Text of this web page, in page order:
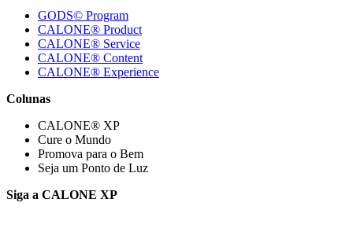
GODS© Program
CALONE® Product
CALONE® Service
CALONE® Content
CALONE® Experience
Colunas
CALONE® XP
Cure o Mundo
Promova para o Bem
Seja um Ponto de Luz
Siga a CALONE XP